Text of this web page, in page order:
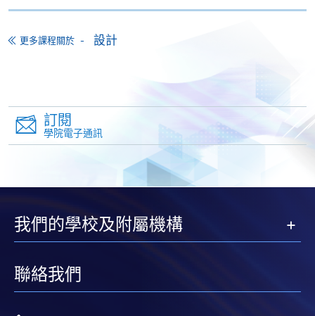
申請
申請表 下載申請表
報名辦法
申請人可親臨本院各報名中心遞交下列文件；亦可郵
香港北角英皇道494號
更多課程關於 設計
訂閱
學院電子通訊
我們的學校及附屬機構
聯絡我們